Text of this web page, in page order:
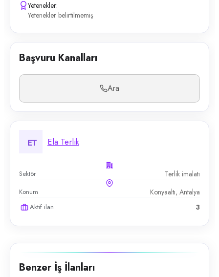
Yetenekler:
Yetenekler belirtilmemiş
Başvuru Kanalları
Ara
ET Ela Terlik
Sektör Terlik imalatı
Konum Konyaaltı, Antalya
Aktif ilan 3
Benzer İş İlanları